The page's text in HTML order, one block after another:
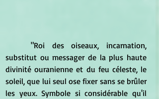
substitut ou messager de la plus haute
divinité ouranienne et du feu céleste, le
soleil, que lui seul ose fixer sans se brûler
les yeux. Symbole si considérable qu'il